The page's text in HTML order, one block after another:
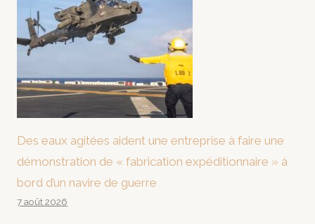
Des eaux agitées aident une entreprise à faire une
démonstration de « fabrication expéditionnaire » à
bord d’un navire de guerre
7 août 2026